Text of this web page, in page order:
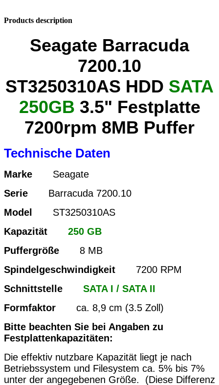
Products description
Seagate Barracuda
7200.10
ST3250310AS HDD SATA
250GB 3.5" Festplatte
7200rpm 8MB Puffer
Technische Daten
Marke Seagate
Serie Barracuda 7200.10
Model
ST3250310AS
Kapazität
250 GB
Puffergröße 8 MB
Spindelgeschwindigkeit 7200 RPM
Schnittstelle
SATA I / SATA II
Formfaktor ca. 8,9 cm (3.5 Zoll)
Bitte beachten Sie bei Angaben zu
Festplattenkapazitäten:
Die effektiv nutzbare Kapazität liegt je nach
Betriebssystem und Filesystem ca. 5% bis 7%
unter der angegebenen Größe. (Diese Differenz